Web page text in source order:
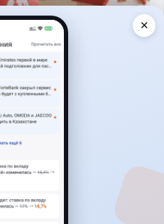
20:30
если приложение
✕